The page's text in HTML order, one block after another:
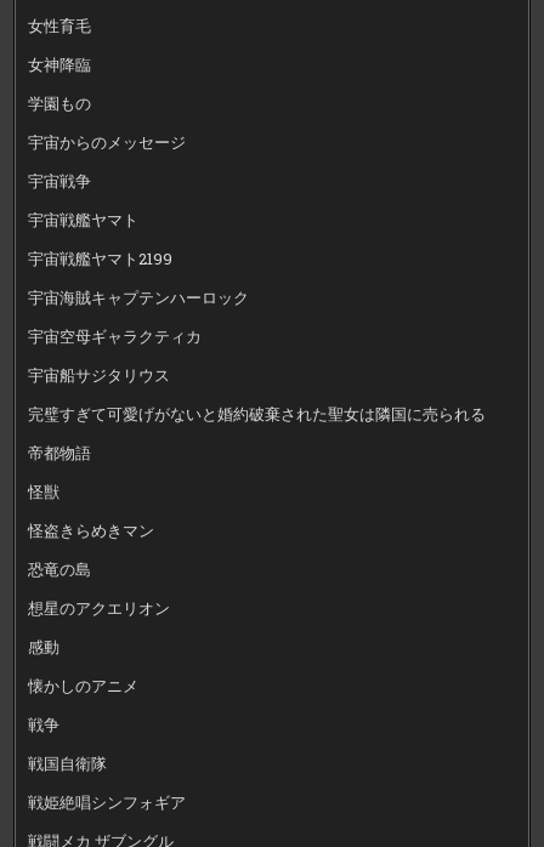
女性育毛
女神降臨
学園もの
宇宙からのメッセージ
宇宙戦争
宇宙戦艦ヤマト
宇宙戦艦ヤマト2199
宇宙海賊キャプテンハーロック
宇宙空母ギャラクティカ
宇宙船サジタリウス
完璧すぎて可愛げがないと婚約破棄された聖女は隣国に売られる
帝都物語
怪獣
怪盗きらめきマン
恐竜の島
想星のアクエリオン
感動
懐かしのアニメ
戦争
戦国自衛隊
戦姫絶唱シンフォギア
戦闘メカ ザブングル